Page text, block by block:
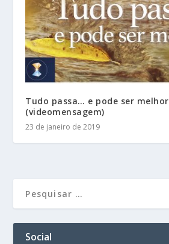
Tudo passa… e pode ser melhor
(videomensagem)
23 de janeiro de 2019
Social